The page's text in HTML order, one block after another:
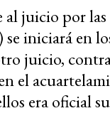
al juicio por las
se iniciará en
juicio,
el
era oficial